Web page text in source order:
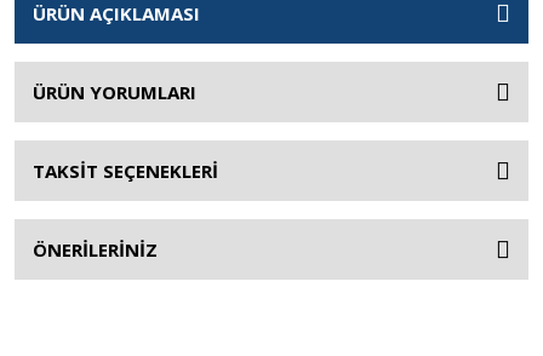
ÜRÜN AÇIKLAMASI
ÜRÜN YORUMLARI
TAKSİT SEÇENEKLERİ
ÖNERİLERİNİZ